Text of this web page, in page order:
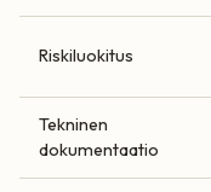
Riskiluokitus
Tekninen
dokumentaatio